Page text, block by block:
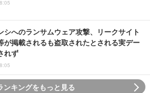
シへのランサムウェア攻撃、リークサイト
が掲載されるも盗取されたとされる実デー
れず
ンキングをもっと見る